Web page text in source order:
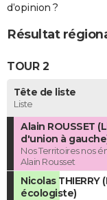
d’opinion ?
Résultat
TOUR 2
Tête de liste
Liste
Alain ROUSSET
d'union à
Nos Territoires nos
Alain Rousset
Nicolas THIERRY
écologiste)